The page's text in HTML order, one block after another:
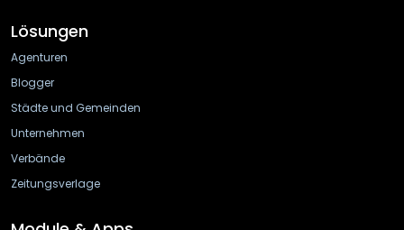
Lösungen
Agenturen
Blogger
Städte und Gemeinden
Unternehmen
Verbände
Zeitungsverlage